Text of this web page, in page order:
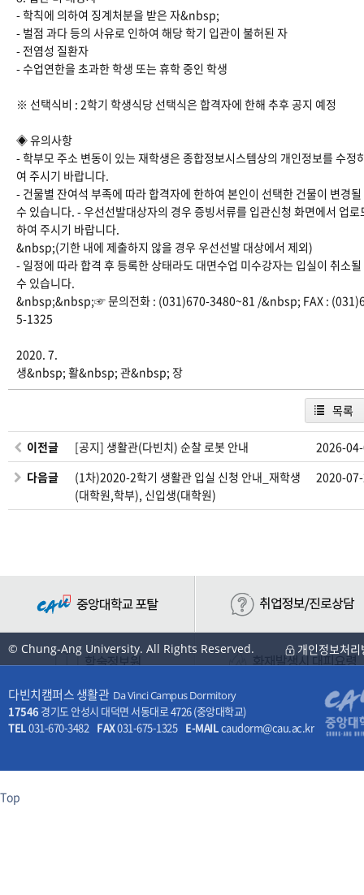
- 학칙에 의하여 징계처분을 받은 자&nbsp;
- 벌점 과다 등의 사유로 인하여 해당 학기 입관이 불허된 자
- 전염성 질환자
- 수업연한을 초과한 학생 또는 휴학 중인 학생
※ 선택식비 : 2학기 학생식당 선택식은 합격자에 한해 추후 공지 예정
◈ 유의사항
- 학부모 주소 변동이 있는 재학생은 종합정보시스템상의 개인정보를 수정
여 주시기 바랍니다.
- 건물별 잔여석 부족에 따라 합격자에 한하여 본인이 선택한 건물이 변경될
수 있습니다. - 우선선발대상자의 경우 증빙서류를 입관신청 화면에서 업로
하여 주시기 바랍니다.
&nbsp;(기한 내에 제출하지 않을 경우 우선선발 대상에서 제외)
- 일정에 따라 합격 후 등록한 상태라도 대면수업 미수강자는 입실이 취소될
수 있습니다.
&nbsp;&nbsp;☞ 문의전화 : (031)670-3480~81 /&nbsp; FAX :
5-1325
2020. 7.
생&nbsp; 활&nbsp; 관&nbsp; 장
목록
이전글 [공지] 생활관(다빈치) 순찰 로봇 안내
2026-
다음글
(1차)2020-2학기 생활관 입실 신청 안내_재학생
(대학원,학부), 신입생(대학원)
2020-
© Chung-Ang University. All Rights Reserved. 개인정보처리
다빈치캠퍼스 생활관 Da Vinci Campus Dormitory
17546 경기도 안성시 대덕면 서동대로 4726 (중앙대학교)
TEL 031-670-3482 FAX031-675-1325 E-MAIL caudorm@cau.ac.kr
Top